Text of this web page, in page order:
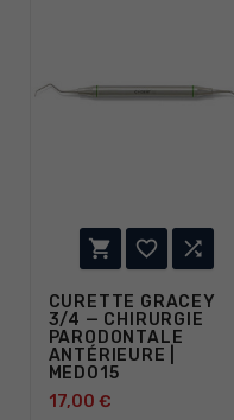
  
CURETTE GRACEY
3/4 — CHIRURGIE
PARODONTALE
ANTÉRIEURE |
MED015
17,00 €